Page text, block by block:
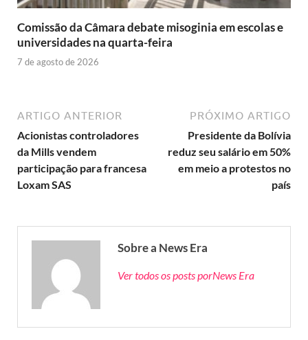
Comissão da Câmara debate misoginia em escolas e
universidades na quarta-feira
7 de agosto de 2026
ARTIGO ANTERIOR
Acionistas controladores
da Mills vendem
participação para francesa
Loxam SAS
PRÓXIMO ARTIGO
Presidente da Bolívia
reduz seu salário em 50%
em meio a protestos no
país
Sobre a News Era
Ver todos os posts porNews Era